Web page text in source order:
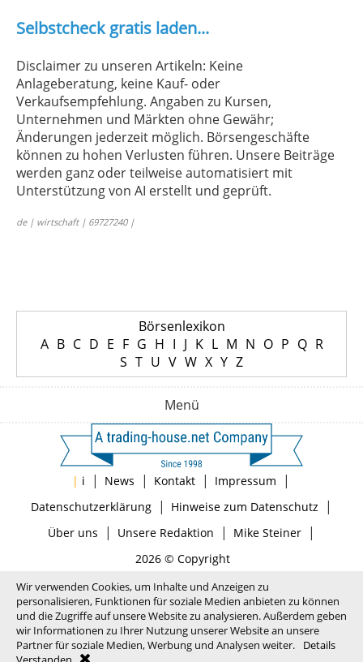
Selbstcheck gratis laden...
Disclaimer zu unseren Artikeln: Keine
Anlageberatung, keine Kauf- oder
Verkaufsempfehlung. Angaben zu Kursen,
Unternehmen und Märkten ohne Gewähr;
Änderungen jederzeit möglich. Börsengeschäfte
können zu hohen Verlusten führen. Unsere Beiträge
werden ganz oder teilweise automatisiert mit
Unterstützung von AI erstellt und geprüft.
de | wirtschaft | 69727240 |
Börsenlexikon
A B C D E F G H I J K L M N O P Q R
S T U V W X Y Z
Menü
| i | News | Kontakt | Impressum |
Datenschutzerklärung| Hinweise zum Datenschutz |
Über uns | Unsere Redaktion | Mike Steiner|
2026 © Copyright
Wir verwenden Cookies, um Inhalte und Anzeigen zu
personalisieren, Funktionen für soziale Medien anbieten zu können
und die Zugriffe auf unsere Website zu analysieren. Außerdem geben
wir Informationen zu Ihrer Nutzung unserer Website an unsere
Partner für soziale Medien, Werbung und Analysen weiter.
Details